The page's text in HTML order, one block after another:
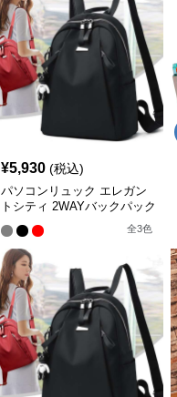
¥5,930 (税込)
パソコンリュック エレガン
トシティ 2WAYバックパック
全3色